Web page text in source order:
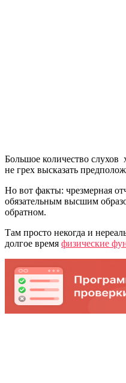
Большое количество слухов
не грех высказать
Но вот факты: чрезмерная
обязательным высшим
обратном.
Там просто некогда и
долгое время физические